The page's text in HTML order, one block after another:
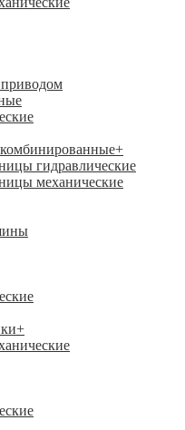
+
гидравлические
механические
+